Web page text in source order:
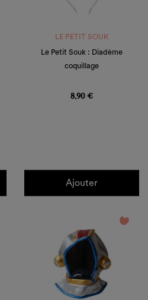
LE PETIT SOUK
Le Petit Souk : Diadème
coquillage
8,90 €
Ajouter
favorite_border